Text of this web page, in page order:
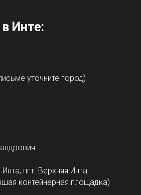
Инте:
уточните город)
пгт. Верхняя Инта,
контейнерная площадка)